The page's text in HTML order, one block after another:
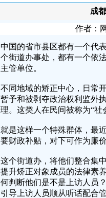
成
作者：
中国的省市县区都有一个代
个街道办事处，都有一个依
主管单位。
不同地域的矫正中心，日常
暂予和被剥夺政治权利监外
理。这类人在民间被称为“社
就是这样一个特殊群体，最
要财政补贴，对下可作为廉
这个街道办，将他们整合集
提升矫正对象成员的法律素
何判断他们是不是上访人员
引导上访人员顺从听话配合